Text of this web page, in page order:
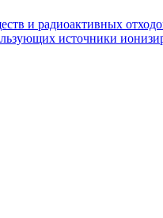
и радиоактивных
источники